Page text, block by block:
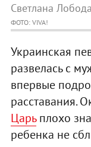
Светлана
ФОТО: VIVA!
Украинская
развелась с
впервые
расставания.
Царьплохо
ребенка не